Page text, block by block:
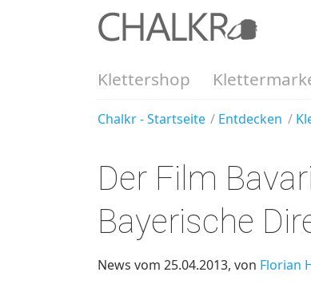
Klettershop
Chalkr - Startseite Entdecken
Der Film
Bayerische
News vom 25.04.2013, von Florian